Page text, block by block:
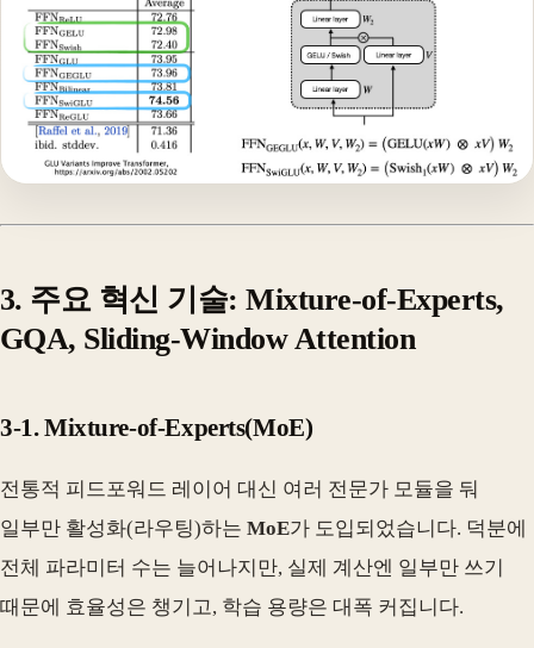
3. 주요 혁신 기술: Mixture-of-Experts,
GQA, Sliding-Window Attention
3-1. Mixture-of-Experts(MoE)
전통적 피드포워드 레이어 대신 여러 전문가 모듈을 둬
일부만 활성화(라우팅)하는 MoE가 도입되었습니다. 덕분에
전체 파라미터 수는 늘어나지만, 실제 계산엔 일부만 쓰기
때문에 효율성은 챙기고, 학습 용량은 대폭 커집니다.